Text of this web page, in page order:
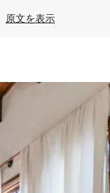
原文を表示